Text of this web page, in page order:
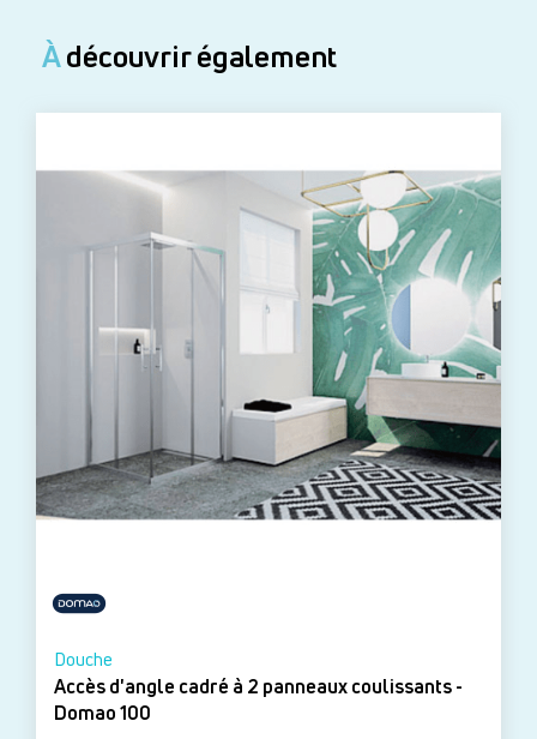
Àdécouvrir également
Douche
Accès d'angle cadré à 2 panneaux coulissants -
Domao 100